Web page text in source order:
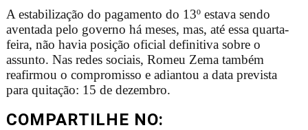
A estabilização do pagamento do 13º estava sendo
aventada pelo governo há meses, mas, até essa quarta-
feira, não havia posição oficial definitiva sobre o
assunto. Nas redes sociais, Romeu Zema também
reafirmou o compromisso e adiantou a data prevista
para quitação: 15 de dezembro.
COMPARTILHE NO: